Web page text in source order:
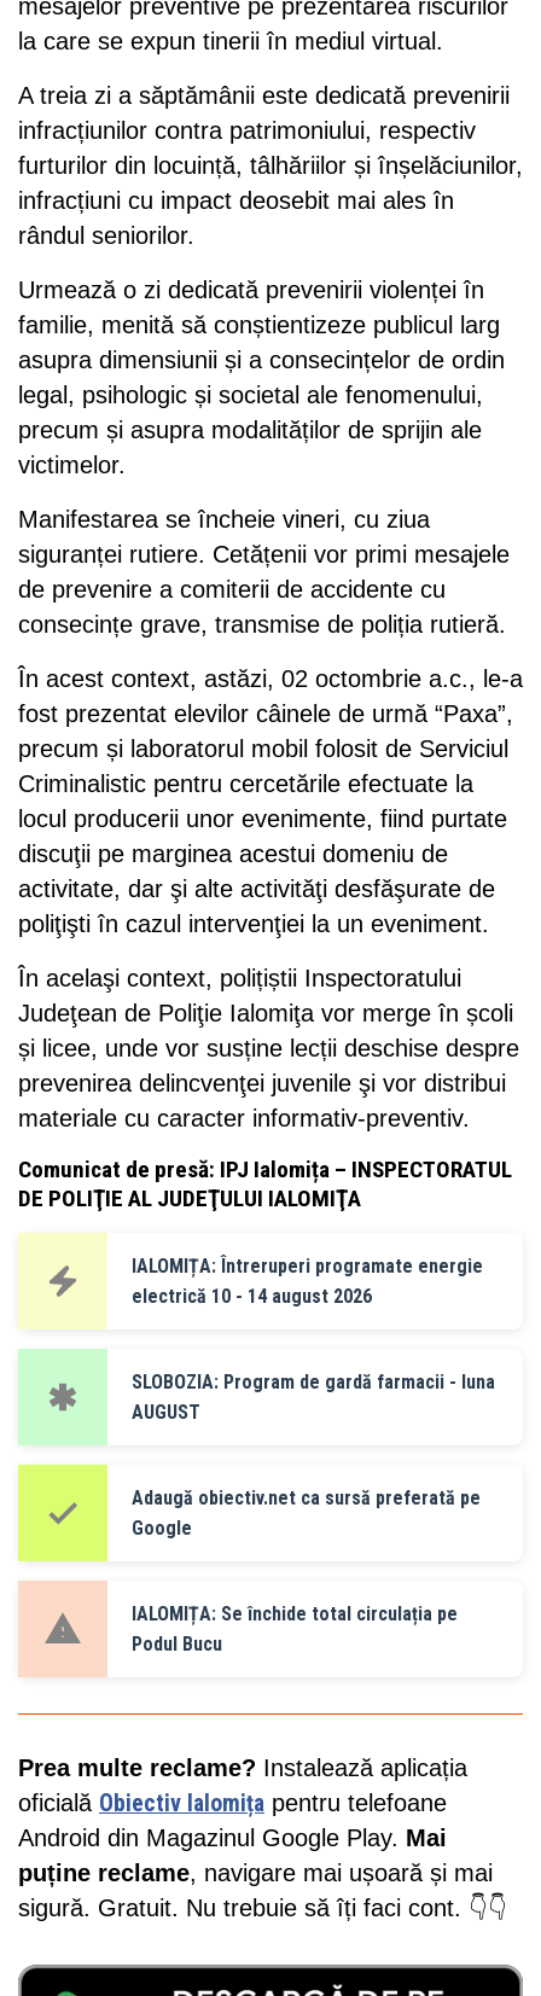
mesajelor preventive pe prezentarea riscurilor
la care se expun tinerii în mediul virtual.
A treia zi a săptămânii este dedicată prevenirii
infracțiunilor contra patrimoniului, respectiv
furturilor din locuință, tâlhăriilor și înșelăciunilor,
infracțiuni cu impact deosebit mai ales în
rândul seniorilor.
Urmează o zi dedicată prevenirii violenței în
familie, menită să conștientizeze publicul larg
asupra dimensiunii și a consecințelor de ordin
legal, psihologic și societal ale fenomenului,
precum și asupra modalităților de sprijin ale
victimelor.
Manifestarea se încheie vineri, cu ziua
siguranței rutiere. Cetățenii vor primi mesajele
de prevenire a comiterii de accidente cu
consecințe grave, transmise de poliția rutieră.
În acest context, astăzi, 02 octombrie a.c., le-a
fost prezentat elevilor câinele de urmă “Paxa”,
precum și laboratorul mobil folosit de Serviciul
Criminalistic pentru cercetările efectuate la
locul producerii unor evenimente, fiind purtate
discuţii pe marginea acestui domeniu de
activitate, dar şi alte activităţi desfăşurate de
poliţişti în cazul intervenţiei la un eveniment.
În acelaşi context, polițiștii Inspectoratului
Judeţean de Poliţie Ialomiţa vor merge în școli
și licee, unde vor susține lecții deschise despre
prevenirea delincvenţei juvenile şi vor distribui
materiale cu caracter informativ-preventiv.
Comunicat de presă: IPJ Ialomița – INSPECTORATUL
DE POLIŢIE AL JUDEŢULUI IALOMIŢA
IALOMIȚA: Întreruperi programate energie
electrică 10 - 14 august 2026
SLOBOZIA: Program de gardă farmacii - luna
AUGUST
Adaugă obiectiv.net ca sursă preferată pe
Google
IALOMIȚA: Se închide total circulația pe
Podul Bucu
Prea multe reclame? Instalează aplicația
oficială Obiectiv Ialomița pentru telefoane
Android din Magazinul Google Play. Mai
puține reclame, navigare mai ușoară și mai
sigură. Gratuit. Nu trebuie să îți faci cont. 👇👇